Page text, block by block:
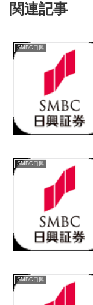
関連記事
SMBC日興
SMBC日興
SMBC日興